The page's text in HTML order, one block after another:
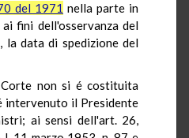
del 1971 nella parte in
fini dell'osservanza del
data di spedizione del
non si é costituita
intervenuto il Presidente
ai sensi dell'art. 26,